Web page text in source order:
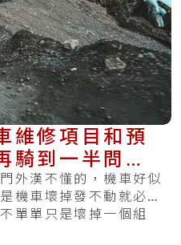
維修項目和預
騎到一半問
外漢不懂的，機車好似
機車壞掉發不動就必定
單單只是壞掉一個組